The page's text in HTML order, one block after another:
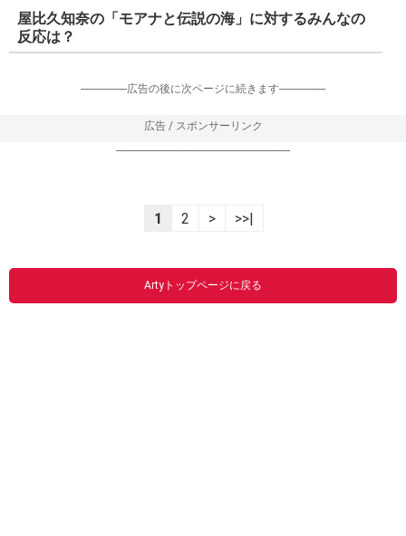
屋比久知奈の「モアナと伝説の海」に対するみんなの
反応は？
-----------------広告の後に次ページに続きます-----------------
広告 / スポンサーリンク
----------------------------------------------------------------
1 2 > >>|
Artyトップページに戻る